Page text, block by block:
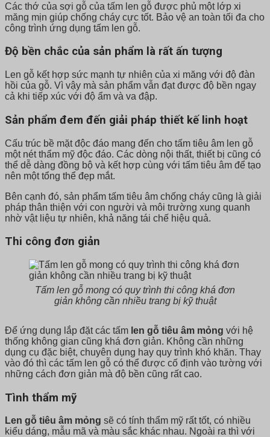
Các thớ của sợi gỗ của tấm len gỗ được phủ một lớp xi
măng mịn giúp chống cháy cực tốt. Bảo vệ an toàn tối đa cho
công trình ứng dụng tấm len gỗ.
Độ bền chắc của sản phẩm là rất ấn tượng
Len gỗ kết hợp sức mạnh tự nhiên của xi măng với độ đàn
hồi của gỗ. Vì vậy mà sản phẩm vẫn đạt được độ bền ngay
cả khi tiếp xúc với độ ẩm và va đập.
Sản phẩm đem đến giải pháp thiết kế linh hoạt
Cấu trúc bề mặt độc đáo mang đến cho tấm tiêu âm len gỗ
một nét thẩm mỹ độc đáo. Các dòng nội thất, thiết bị cũng có
thể dễ dàng đồng bộ và kết hợp cùng với tấm tiêu âm để tạo
nên một tổng thể đẹp mắt.
Bên cạnh đó, sản phẩm tấm tiêu âm chống cháy cũng là giải
pháp thân thiện với con người và môi trường xung quanh
nhờ vật liệu tự nhiên, khả năng tái chế hiệu quả.
Thi công đơn giản
Tấm len gỗ mong có quy trình thi công khá đơn
giản không cần nhiều trang bị kỹ thuật
Để ứng dụng lắp đặt các tấm len gỗ tiêu âm mỏng với hệ
thống không gian cũng khá đơn giản. Không cần những
dụng cụ đặc biệt, chuyên dụng hay quy trình khó khăn. Thay
vào đó thì các tấm len gỗ có thể được cố định vào tường với
những cách đơn giản mà độ bền cũng rất cao.
Tình thẩm mỹ
Len gỗ tiêu âm mỏng sẽ có tính thẩm mỹ rất tốt, có nhiều
kiểu dáng, mẫu mã và màu sắc khác nhau. Ngoài ra thì với